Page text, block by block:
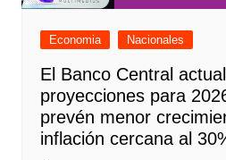
Economia Nacionales
El Banco Central
proyecciones para
prevén menor
inflación cercana al